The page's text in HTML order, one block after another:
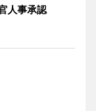
人事承認